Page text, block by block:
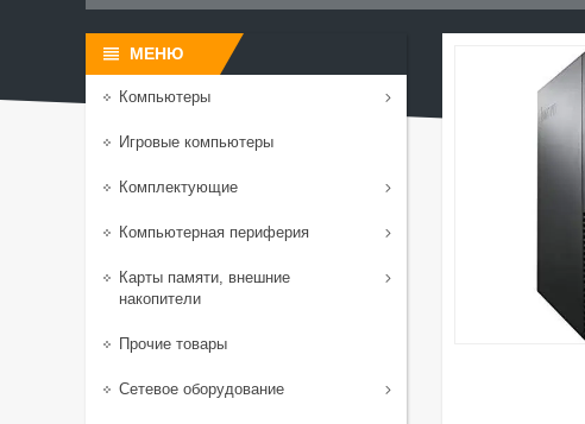
Компьютеры
Игровые компьютеры
Комплектующие
Компьютерная периферия
Карты памяти, внешние
накопители
Прочие товары
Сетевое оборудование